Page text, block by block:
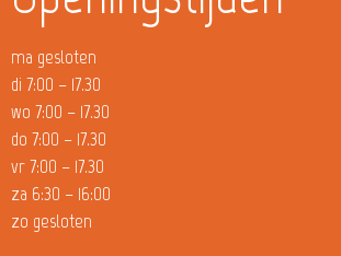
ma gesloten
di 7:00 – 17.30
wo 7:00 – 17.30
do 7:00 – 17.30
vr 7:00 – 17.30
za 6:30 – 16:00
zo gesloten